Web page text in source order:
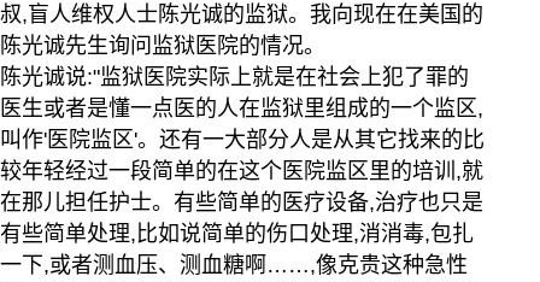
叔,盲人维权人士陈光诚的监狱。我向现在在美国的
陈光诚先生询问监狱医院的情况。
陈光诚说:"监狱医院实际上就是在社会上犯了罪的
医生或者是懂一点医的人在监狱里组成的一个监区,
叫作'医院监区'。还有一大部分人是从其它找来的比
较年轻经过一段简单的在这个医院监区里的培训,就
在那儿担任护士。有些简单的医疗设备,治疗也只是
有些简单处理,比如说简单的伤口处理,消消毒,包扎
一下,或者测血压、测血糖啊……,像克贵这种急性